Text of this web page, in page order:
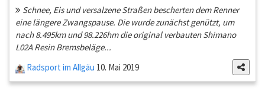
Schnee, Eis und versalzene Straßen bescherten dem Renner
eine längere Zwangspause. Die wurde zunächst genützt, um
nach 8.495km und 98.226hm die original verbauten Shimano
L02A Resin Bremsbeläge...
Radsport im Allgäu 10. Mai 2019